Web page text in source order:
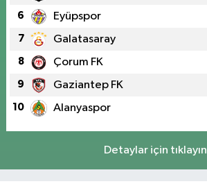
6 Eyüpspor
7 Galatasaray
8 Çorum FK
9 Gaziantep FK
10 Alanyaspor
Detaylar için tıklayın